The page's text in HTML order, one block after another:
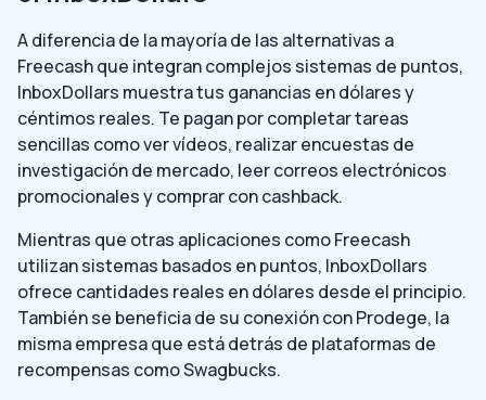
A diferencia de la mayoría de las alternativas a
Freecash que integran complejos sistemas de puntos,
InboxDollars muestra tus ganancias en dólares y
céntimos reales. Te pagan por completar tareas
sencillas como ver vídeos, realizar encuestas de
investigación de mercado, leer correos electrónicos
promocionales y comprar con cashback.
Mientras que otras aplicaciones como Freecash
utilizan sistemas basados en puntos, InboxDollars
ofrece cantidades reales en dólares desde el principio.
También se beneficia de su conexión con Prodege, la
misma empresa que está detrás de plataformas de
recompensas como Swagbucks.